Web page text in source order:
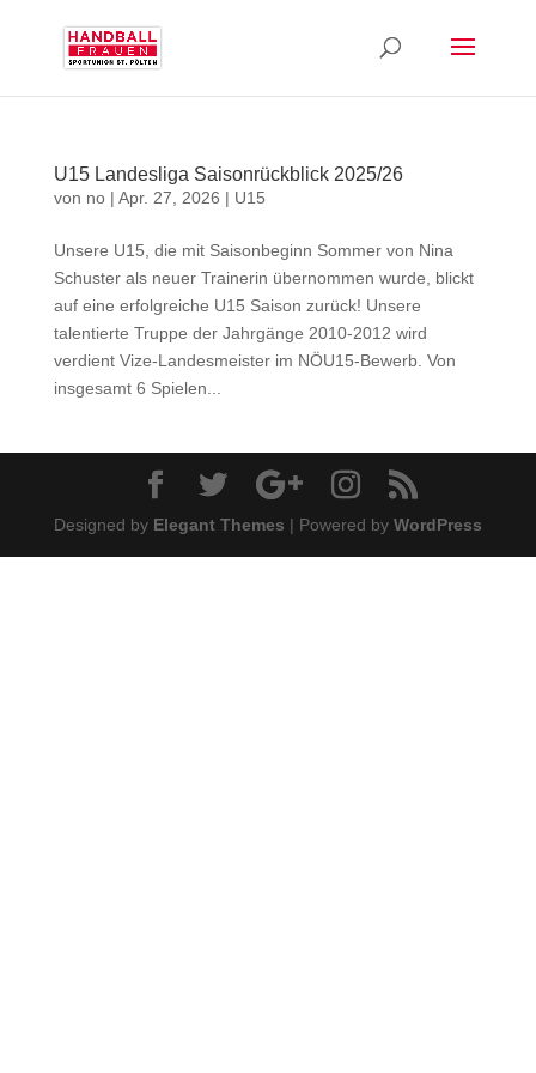
U15 Landesliga Saisonrückblick 2025/26
von no| Apr. 27, 2026 | U15
Unsere U15, die mit Saisonbeginn Sommer von Nina
Schuster als neuer Trainerin übernommen wurde, blickt
auf eine erfolgreiche U15 Saison zurück! Unsere
talentierte Truppe der Jahrgänge 2010-2012 wird
verdient Vize-Landesmeister im NÖU15-Bewerb. Von
insgesamt 6 Spielen...
Designed by Elegant Themes | Powered by WordPress